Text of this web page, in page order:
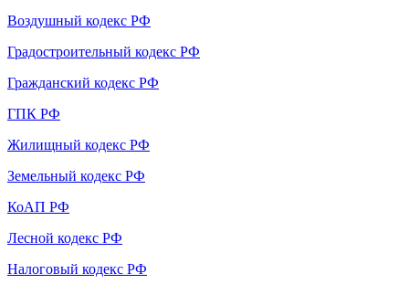
Воздушный кодекс РФ
Градостроительный кодекс РФ
Гражданский кодекс РФ
ГПК РФ
Жилищный кодекс РФ
Земельный кодекс РФ
КоАП РФ
Лесной кодекс РФ
Налоговый кодекс РФ